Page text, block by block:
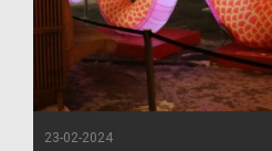
23-02-2024